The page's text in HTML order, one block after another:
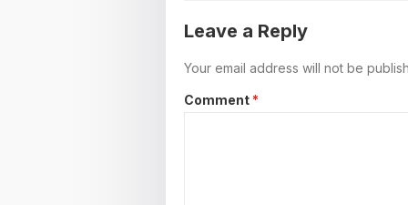
Leave a Reply
Your email address will not be
Comment *